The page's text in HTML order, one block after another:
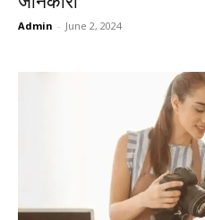
Admin - June 2, 2024